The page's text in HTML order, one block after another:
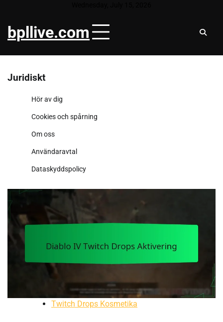
content
bpllive.com
Juridiskt
Hör av dig
Cookies och spårning
Om oss
Användaravtal
Dataskyddspolicy
Twitch Drops Kosmetika